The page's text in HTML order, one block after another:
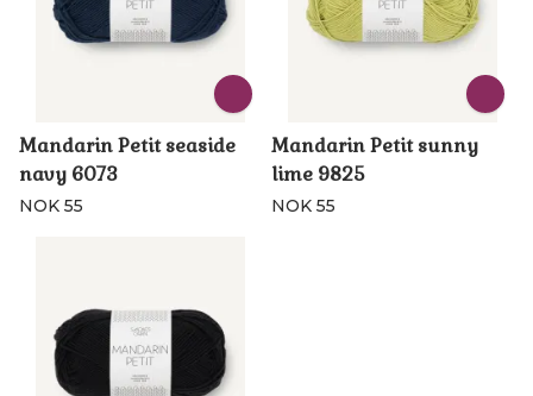
Mandarin Petit seaside
navy 6073
NOK 55
Mandarin Petit sunny
lime 9825
NOK 55